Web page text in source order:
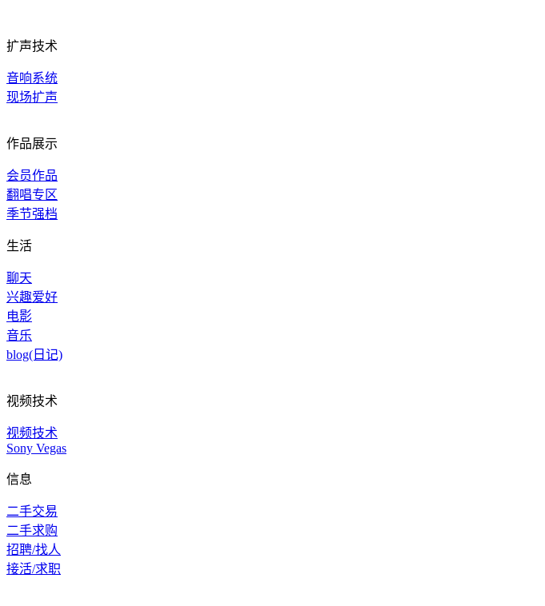
扩声技术
音响系统
现场扩声
作品展示
会员作品
翻唱专区
季节强档
生活
聊天
兴趣爱好
电影
音乐
blog(日记)
视频技术
视频技术
Sony Vegas
信息
二手交易
二手求购
招聘/找人
接活/求职